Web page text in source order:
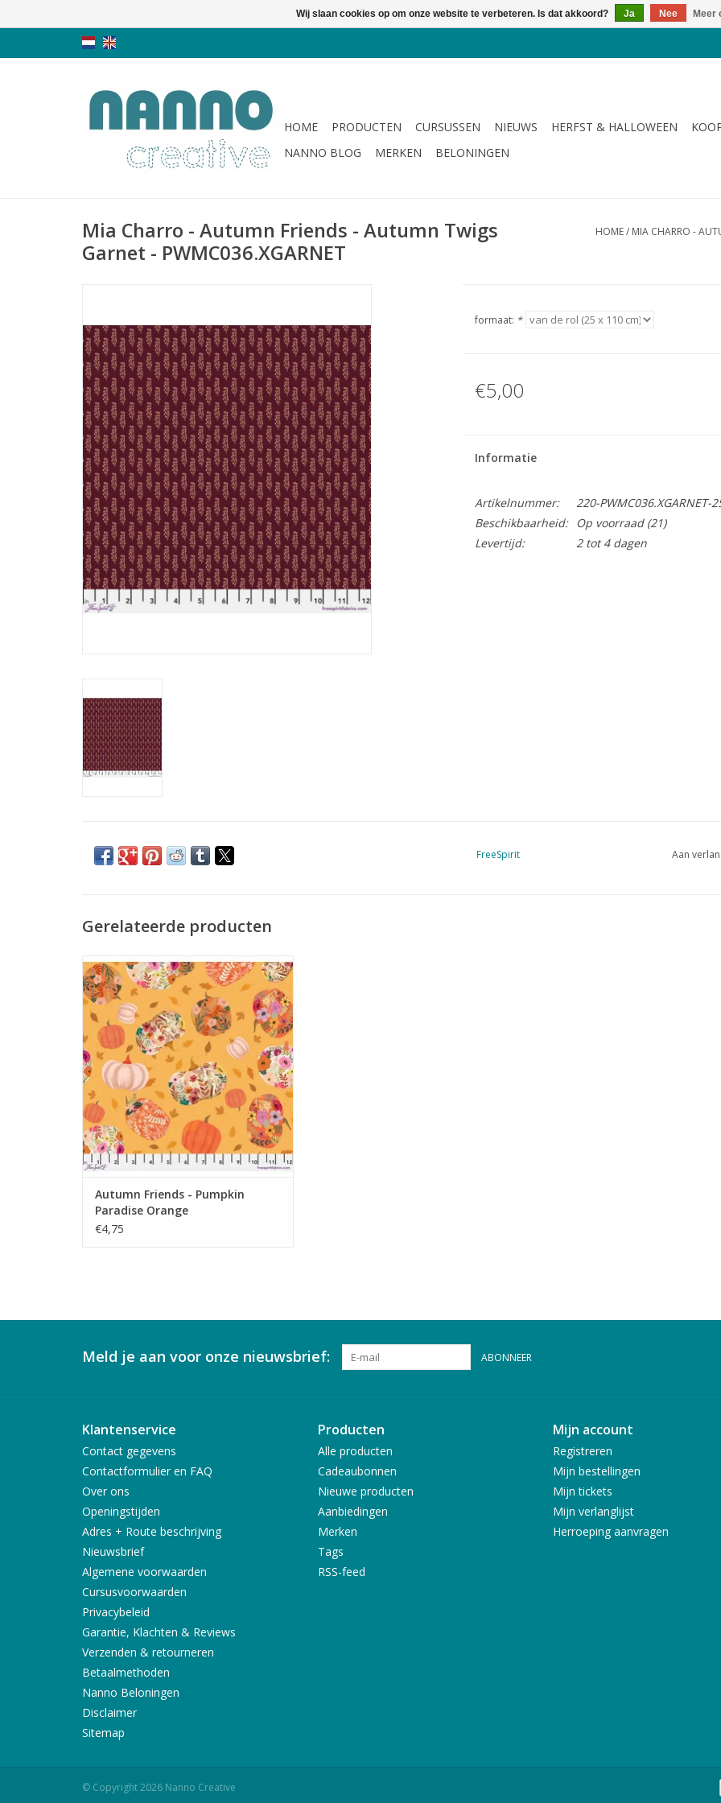
HOME PRODUCTEN CURSUSSEN NIEUWS HERFST & HALLOWEEN
NANNO BLOG
MERKEN BELONINGEN
Mia Charro - Autumn Friends - Autumn Twigs
Garnet - PWMC036.XGARNET
HOME/ MIA CHARRO -
formaat: *
€5,00
Informatie
Artikelnummer:
220-PWMC036.XGARNET-
Beschikbaarheid:
Op voorraad(21)
Levertijd:
2 tot 4 dagen
FreeSpirit Aan
Gerelateerde producten
oranje met pompoenen
TOEVOEGEN AAN WINKELWAGEN
Autumn Friends - Pumpkin
Paradise Orange
€4,75
Meld je aan voor onze nieuwsbrief: ABONNEER
Klantenservice
Contact gegevens
Contactformulier en FAQ
Over ons
Openingstijden
Adres + Route beschrijving
Nieuwsbrief
Algemene voorwaarden
Cursusvoorwaarden
Privacybeleid
Garantie, Klachten & Reviews
Verzenden & retourneren
Betaalmethoden
Nanno Beloningen
Disclaimer
Sitemap
Producten
Alle producten
Cadeaubonnen
Nieuwe producten
Aanbiedingen
Merken
Tags
RSS-feed
Mijn account
Registreren
Mijn bestellingen
Mijn tickets
Mijn verlanglijst
Herroeping aanvragen
© Copyright 2026 Nanno Creative
Wij slaan cookies op om onze website te verbeteren. Is dat akkoord? Ja Nee Meer